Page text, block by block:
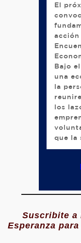
El
Bajo
una
la
los
que la
Suscribite a
Esperanza